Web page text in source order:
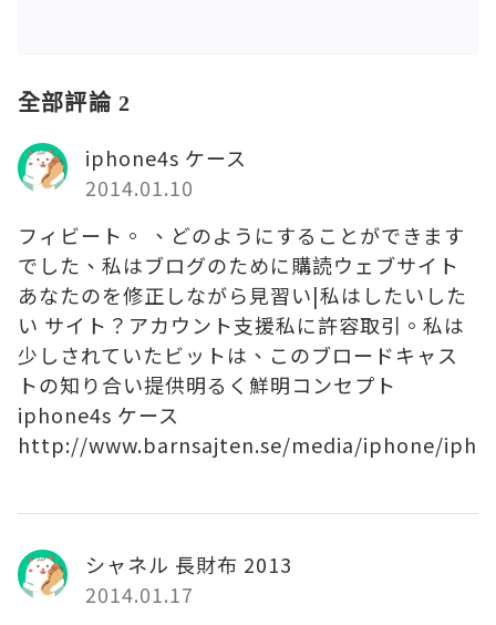
全部評論 2
iphone4s ケース
2014.01.10
フィビート。 、どのようにすることができます
でした、私はブログのために購読ウェブサイト
あなたのを修正しながら見習い|私はしたいした
い サイト？アカウント支援私に許容取引。私は
少しされていたビットは、このブロードキャス
トの知り合い提供明るく鮮明コンセプト
iphone4s ケース
http://www.barnsajten.se/media/iphone/
シャネル 長財布 2013
2014.01.17